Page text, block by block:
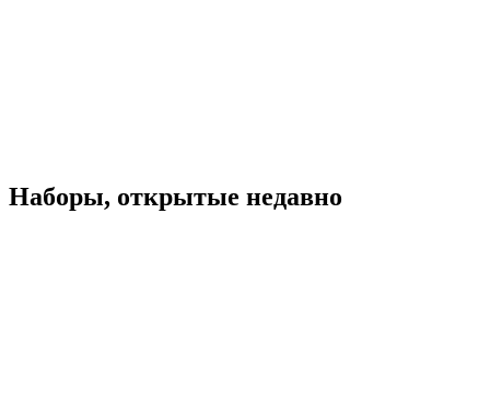
Наборы, открытые недавно